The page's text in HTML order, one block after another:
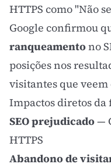
HTTPS como "Não
Google confirmou
ranqueamentono
posições nos
visitantes que
Impactos diretos da
SEOprejudicado—
HTTPS
Abandono de